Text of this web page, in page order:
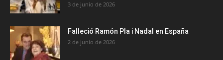
3 de junio de 2026
Falleció Ramón Pla i Nadal en España
2 de junio de 2026